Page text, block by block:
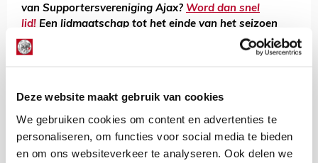
Deze website maakt gebruik van cookies
We gebruiken cookies om content en advertenties te
personaliseren, om functies voor social media te bieden
en om ons websiteverkeer te analyseren. Ook delen we
van Supportersvereniging Ajax? Word dan snel
lid! Een lidmaatschap tot het einde van het seizoen
scoor je nu vanaf 14 euro.
Bekijk alle berichten van De Redactie